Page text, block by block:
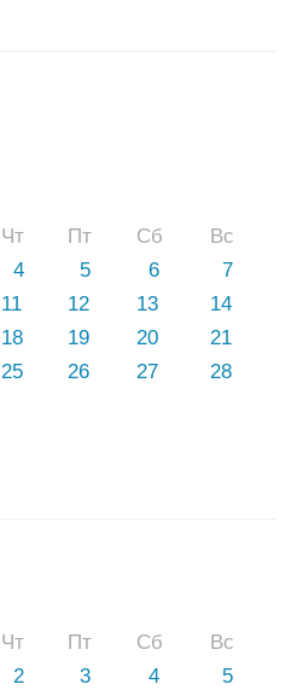
Чт Пт Сб
Вс
4 5 6
7
11 12 13
14
18 19 20
21
25 26 27
28
Чт Пт Сб
Вс
2 3 4
5